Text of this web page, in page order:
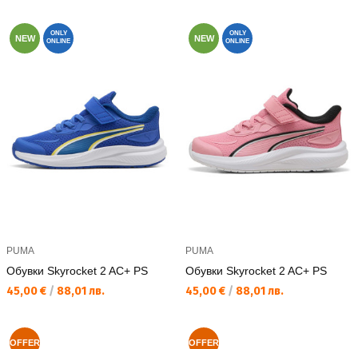
NEW
ONLY
ONLINE
PUMA
Обувки Skyrocket 2 AC+ PS
Текуща цена:
45,00 € / 88,01 лв.
NEW
ONLY
ONLINE
PUMA
Обувки Skyrocket 2 AC+ PS
Текуща цена:
45,00 € / 88,01 лв.
OFFER OFFER